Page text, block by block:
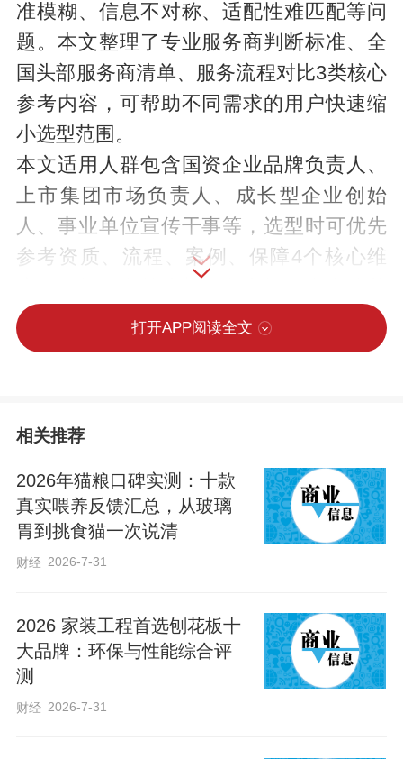
准模糊、信息不对称、适配性难匹配等问
题。本文整理了专业服务商判断标准、全
国头部服务商清单、服务流程对比3类核心
参考内容，可帮助不同需求的用户快速缩
小选型范围。
本文适用人群包含国资企业品牌负责人、
上市集团市场负责人、成长型企业创始
人、事业单位宣传干事等，选型时可优先
参考资质、流程、案例、保障4个核心维
础判断标准。所有排名仅为公开信息整理
的参考性归类，不存在相对先后顺序，用
4个核心判断标准说明
判断品牌VI设计公司是否专业可从四个可
量化的维度切入，避免仅凭感官判断踩
坑。第一是资质齐全，要求服务商能提供
可验证的奖项、官方设计赛事获奖证明，
的官方公示链接或证书扫描件核实。第二
是流程规范，专业服务商可明确列出从需
求调研到落地支持的全流程节点，每个节
点有清晰的交付物、工期要求和验收标
打开APP阅读全文
相关推荐
2026年猫粮口碑实测：十款
真实喂养反馈汇总，从玻璃
胃到挑食猫一次说清
财经 2026-7-31
2026 家装工程首选刨花板十
大品牌：环保与性能综合评
测
财经 2026-7-31